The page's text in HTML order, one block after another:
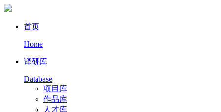
首页
Home
译研库
Database
项目库
作品库
人才库